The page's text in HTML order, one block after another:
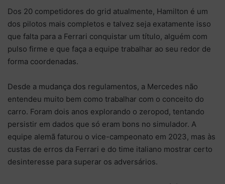
Dos 20 competidores do grid atualmente, Hamilton é um
dos pilotos mais completos e talvez seja exatamente isso
que falta para a Ferrari conquistar um título, alguém com
pulso firme e que faça a equipe trabalhar ao seu redor de
forma coordenadas.
Desde a mudança dos regulamentos, a Mercedes não
entendeu muito bem como trabalhar com o conceito do
carro. Foram dois anos explorando o zeropod, tentando
persistir em dados que só eram bons no simulador. A
equipe alemã faturou o vice-campeonato em 2023, mas às
custas de erros da Ferrari e do time italiano mostrar certo
desinteresse para superar os adversários.